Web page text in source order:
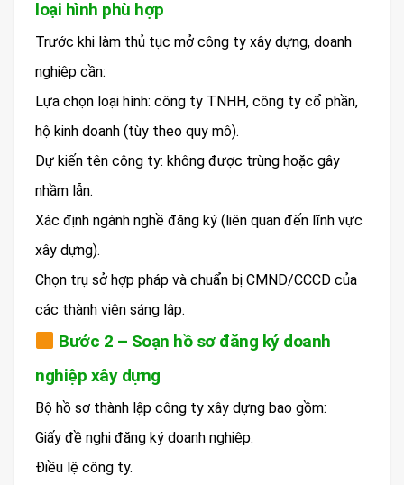
loại hình phù hợp
Trước khi làm thủ tục mở công ty xây dựng, doanh
nghiệp cần:
Lựa chọn loại hình: công ty TNHH, công ty cổ phần,
hộ kinh doanh (tùy theo quy mô).
Dự kiến tên công ty: không được trùng hoặc gây
nhầm lẫn.
Xác định ngành nghề đăng ký (liên quan đến lĩnh vực
xây dựng).
Chọn trụ sở hợp pháp và chuẩn bị CMND/CCCD của
các thành viên sáng lập.
Bước 2 – Soạn hồ sơ đăng ký doanh
nghiệp xây dựng
Bộ hồ sơ thành lập công ty xây dựng bao gồm:
Giấy đề nghị đăng ký doanh nghiệp.
Điều lệ công ty.